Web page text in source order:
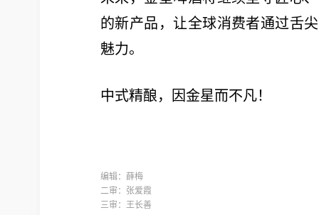
的新产品，让全球消费者通过舌
魅力。
中式精酿，因金星而不凡！
编辑：薛梅
二审：张爱霞
三审：王长善